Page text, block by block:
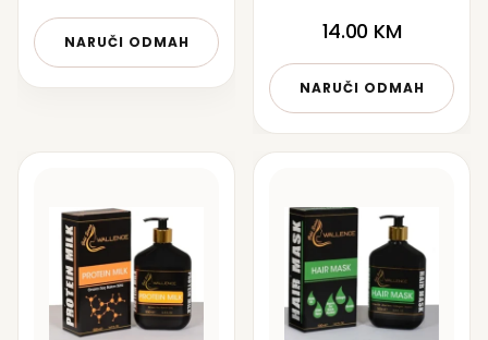
NARUČI ODMAH 14.00 KM
NARUČI ODMAH